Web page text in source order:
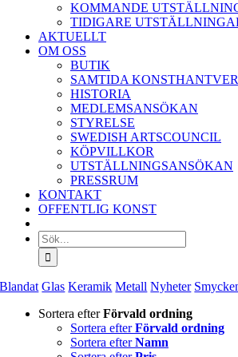
KOMMANDE
TIDIGARE
AKTUELLT
OM OSS
BUTIK
SAMTIDA
HISTORIA
MEDLEMSANSÖKAN
STYRELSE
SWEDISH ARTSCOUNCIL
KÖPVILLKOR
UTSTÄLLNINGSANSÖKAN
PRESSRUM
KONTAKT
OFFENTLIG KONST
Sök
efter:
Blandat Glas Keramik Metall Nyheter
Sortera efterFörvald ordning
Sortera efterFörvald ordning
Sortera efterNamn